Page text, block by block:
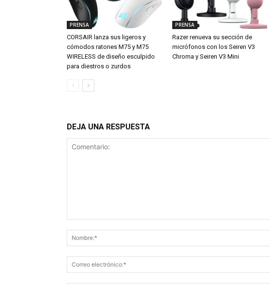
PRENSA
CORSAIR lanza sus ligeros y
cómodos ratones M75 y M75
WIRELESS de diseño esculpido
para diestros o zurdos
PRENSA
Razer renueva su sección de
micrófonos con los Seiren V3
Chroma y Seiren V3 Mini
DEJA UNA RESPUESTA